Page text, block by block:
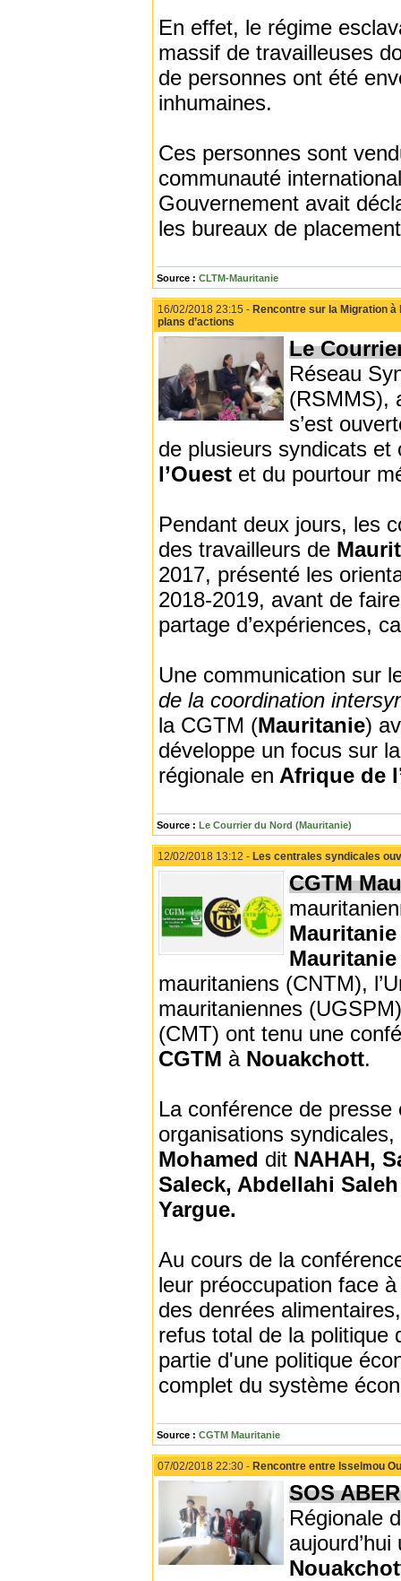
En effet, le régime
massif de travailleuses
de personnes ont été
inhumaines.
Ces personnes sont
communauté
Gouvernement avait
les bureaux de
Source : CLTM-Mauritanie
16/02/2018 23:15 - Rencontre sur la Migration
plans d’actions
Le
Réseau
(RSMMS),
s’est
de plusieurs syndicats
l’Ouest et du pourtour
Pendant deux jours, les
des travailleurs de
2017, présenté les
2018-2019, avant de
partage d’expériences,
Une communication sur
de la coordination
la CGTM (Mauritanie)
développe un focus sur
régionale en Afrique de
Source : Le Courrier du Nord (Mauritanie)
12/02/2018 13:12 - Les centrales syndicales
CGTM
mauritaniens (CNTM),
mauritaniennes
(CMT) ont tenu une
CGTM à Nouakchott.
La conférence de
organisations
Mohamed dit NAHAH,
Saleck, Abdellahi
Yargue.
Au cours de la
leur préoccupation face
des denrées
refus total de la politique
partie d'une politique
complet du système
Source : CGTM Mauritanie
07/02/2018 22:30 - Rencontre entre Isselmou
SOS
Régionale